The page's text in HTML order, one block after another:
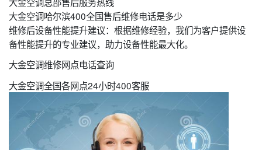
大金空调哈尔滨400全国售后维修电话是多少
维修后设备性能提升建议：根据维修经验，我们为客户提供设
备性能提升的专业建议，助力设备性能最大化。
大金空调维修网点电话查询
大金空调全国各网点24小时400客服